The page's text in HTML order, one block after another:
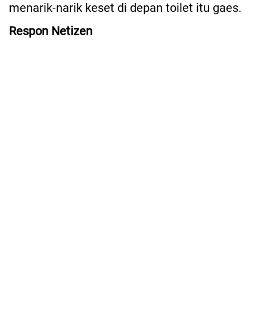
menarik-narik keset di depan toilet itu gaes.
Respon Netizen